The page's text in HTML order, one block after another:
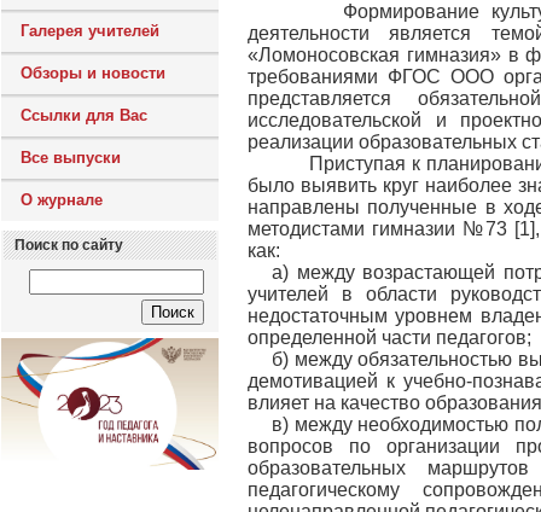
Галерея учителей
Обзоры и новости
Ссылки для Вас
Все выпуски
О журнале
Поиск по сайту
Формирование
деятельности является
«Ломоносовская гимназия» в
требованиями ФГОС ООО
представляется
исследовательской и
реализации образовательных
Приступая к
было выявить круг наиболее
направлены полученные в
методистами гимназии №73
как:
а) между возрастающей
учителей в области
недостаточным уровнем
определенной части педагогов;
б) между обязательностью
демотивацией к учебно-
влияет на качество
в) между необходимостью
вопросов по организации
образовательных
педагогическому